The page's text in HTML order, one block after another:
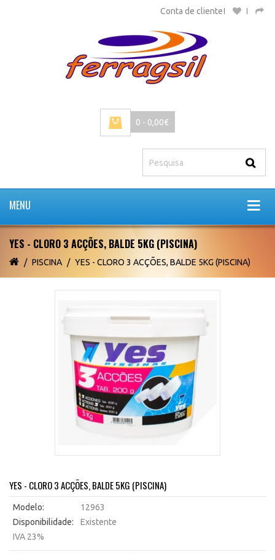
Conta de cliente
0 - 0,00€
MENU
YES - CLORO 3 ACÇÕES, BALDE 5KG (PISCINA)
PISCINA YES - CLORO 3 ACÇÕES, BALDE 5KG (PISCINA)
YES - CLORO 3 ACÇÕES, BALDE 5KG (PISCINA)
Modelo:
12963
Disponibilidade:
Existente
IVA 23%